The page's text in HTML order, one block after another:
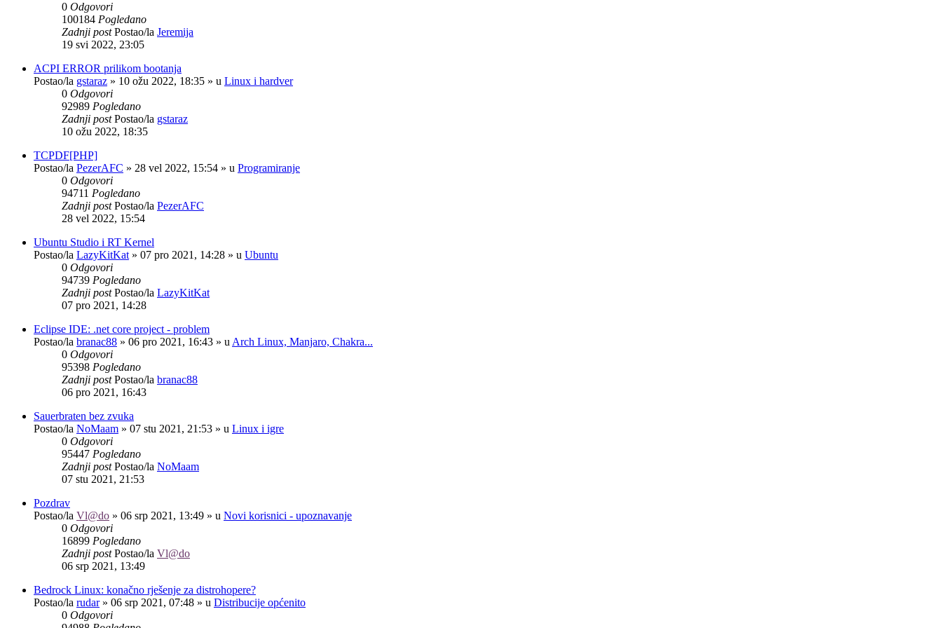
0 Odgovori
100184 Pogledano
Zadnji postPostao/la Jeremija
19 svi 2022, 23:05
ACPI ERROR prilikom bootanja
Postao/la gstaraz » 10 ožu 2022, 18:35 » u Linux i hardver
0 Odgovori
92989 Pogledano
Zadnji postPostao/la gstaraz
10 ožu 2022, 18:35
TCPDF[PHP]
Postao/la PezerAFC » 28 vel 2022, 15:54 » u Programiranje
0 Odgovori
94711 Pogledano
Zadnji postPostao/la PezerAFC
28 vel 2022, 15:54
Ubuntu Studio i RT Kernel
Postao/la LazyKitKat » 07 pro 2021, 14:28 » u Ubuntu
0 Odgovori
94739 Pogledano
Zadnji postPostao/la LazyKitKat
07 pro 2021, 14:28
Eclipse IDE: .net core project - problem
Postao/la branac88 » 06 pro 2021, 16:43 » u Arch Linux, Manjaro, Chakra...
0 Odgovori
95398 Pogledano
Zadnji postPostao/la branac88
06 pro 2021, 16:43
Sauerbraten bez zvuka
Postao/la NoMaam » 07 stu 2021, 21:53 » u Linux i igre
0 Odgovori
95447 Pogledano
Zadnji postPostao/la NoMaam
07 stu 2021, 21:53
Pozdrav
Postao/la Vl@do » 06 srp 2021, 13:49 » u Novi korisnici - upoznavanje
0 Odgovori
16899 Pogledano
Zadnji postPostao/la Vl@do
06 srp 2021, 13:49
Bedrock Linux: konačno rješenje za distrohopere?
Postao/la rudar» 06 srp 2021, 07:48 » u Distribucije općenito
0 Odgovori